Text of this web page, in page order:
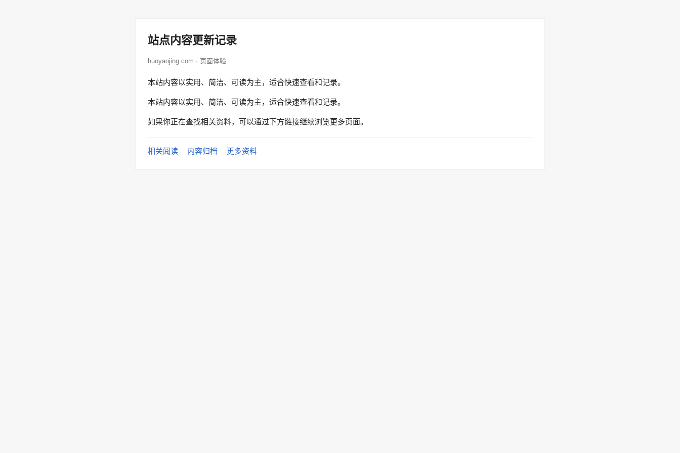
站点内容更新记录
huoyaojing.com · 页面体验
本站内容以实用、简洁、可读为主，适合快速查看和记录。
本站内容以实用、简洁、可读为主，适合快速查看和记录。
如果你正在查找相关资料，可以通过下方链接继续浏览更多页面。
相关阅读 内容归档 更多资料